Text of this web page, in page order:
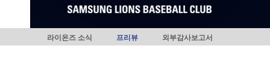
라이온즈 소식 프리뷰 외부감사보고서